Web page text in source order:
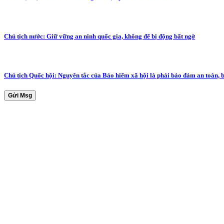
Chủ tịch nước: Giữ vững an ninh quốc gia, không để bị động bất ngờ
Chủ tịch Quốc hội: Nguyên tắc của Bảo hiểm xã hội là phải bảo đảm an toàn,
Gửi Msg